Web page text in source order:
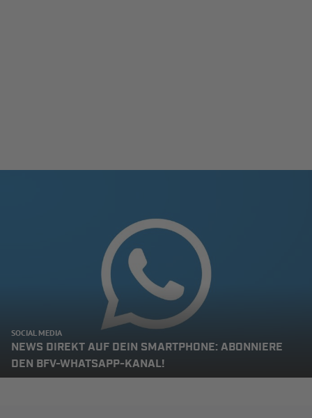
SOCIAL MEDIA
NEWS DIREKT AUF DEIN SMARTPHONE: ABONNIERE
DEN BFV-WHATSAPP-KANAL!